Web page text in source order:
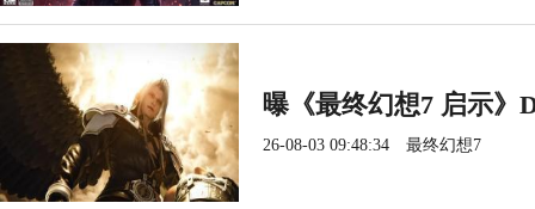
曝《最终幻想7 启示》
26-08-03 09:48:34 最终幻想7